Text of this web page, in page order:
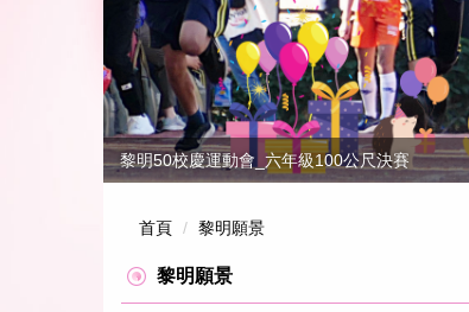
黎明50校慶運動會_六年級100公尺決賽
黎明50校慶運動會_校長致詞
首頁 黎明願景
黎明願景